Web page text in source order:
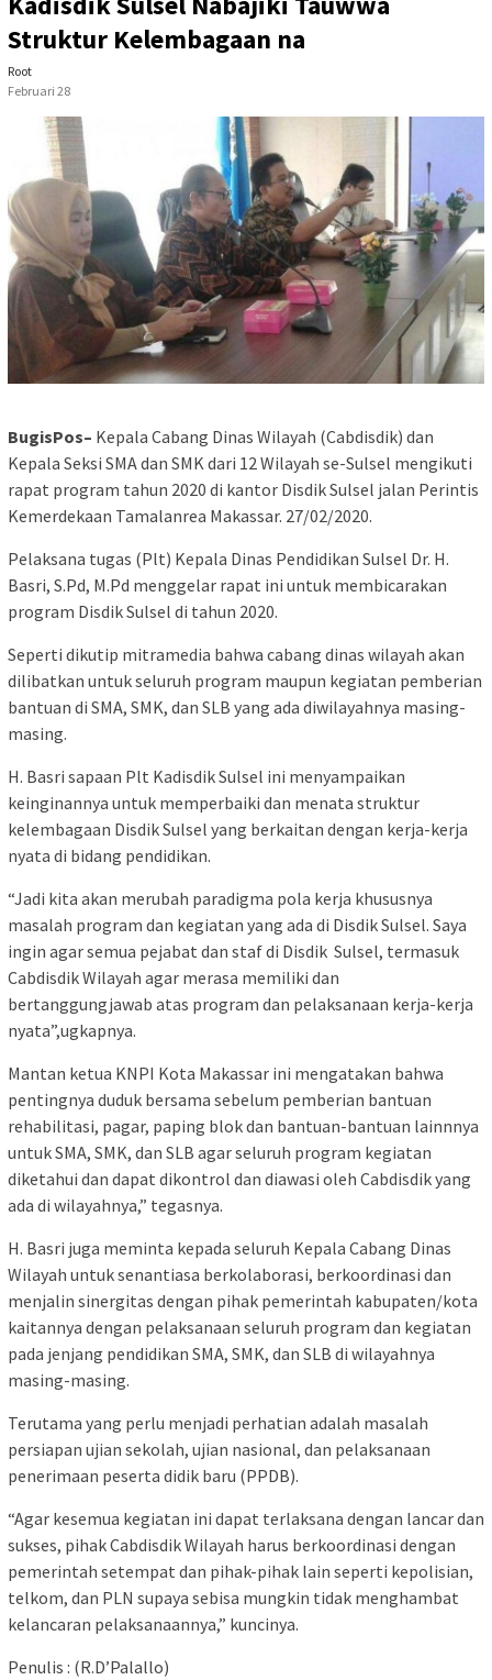
Struktur Kelembagaan na
Root
Februari 28
BugisPos– Kepala Cabang Dinas Wilayah (Cabdisdik) dan
Kepala Seksi SMA dan SMK dari 12 Wilayah se-Sulsel mengikuti
rapat program tahun 2020 di kantor Disdik Sulsel jalan Perintis
Kemerdekaan Tamalanrea Makassar. 27/02/2020.
Pelaksana tugas (Plt) Kepala Dinas Pendidikan Sulsel Dr. H.
Basri, S.Pd, M.Pd menggelar rapat ini untuk membicarakan
program Disdik Sulsel di tahun 2020.
Seperti dikutip mitramedia bahwa cabang dinas wilayah akan
dilibatkan untuk seluruh program maupun kegiatan pemberian
bantuan di SMA, SMK, dan SLB yang ada diwilayahnya masing-
masing.
H. Basri sapaan Plt Kadisdik Sulsel ini menyampaikan
keinginannya untuk memperbaiki dan menata struktur
kelembagaan Disdik Sulsel yang berkaitan dengan kerja-kerja
nyata di bidang pendidikan.
“Jadi kita akan merubah paradigma pola kerja khususnya
masalah program dan kegiatan yang ada di Disdik Sulsel. Saya
ingin agar semua pejabat dan staf di Disdik Sulsel, termasuk
Cabdisdik Wilayah agar merasa memiliki dan
bertanggungjawab atas program dan pelaksanaan kerja-kerja
nyata”,ugkapnya.
Mantan ketua KNPI Kota Makassar ini mengatakan bahwa
pentingnya duduk bersama sebelum pemberian bantuan
rehabilitasi, pagar, paping blok dan bantuan-bantuan lainnnya
untuk SMA, SMK, dan SLB agar seluruh program kegiatan
diketahui dan dapat dikontrol dan diawasi oleh Cabdisdik yang
ada di wilayahnya,” tegasnya.
H. Basri juga meminta kepada seluruh Kepala Cabang Dinas
Wilayah untuk senantiasa berkolaborasi, berkoordinasi dan
menjalin sinergitas dengan pihak pemerintah kabupaten/kota
kaitannya dengan pelaksanaan seluruh program dan kegiatan
pada jenjang pendidikan SMA, SMK, dan SLB di wilayahnya
masing-masing.
Terutama yang perlu menjadi perhatian adalah masalah
persiapan ujian sekolah, ujian nasional, dan pelaksanaan
penerimaan peserta didik baru (PPDB).
“Agar kesemua kegiatan ini dapat terlaksana dengan lancar dan
sukses, pihak Cabdisdik Wilayah harus berkoordinasi dengan
pemerintah setempat dan pihak-pihak lain seperti kepolisian,
telkom, dan PLN supaya sebisa mungkin tidak menghambat
kelancaran pelaksanaannya,” kuncinya.
Penulis : (R.D’Palallo)